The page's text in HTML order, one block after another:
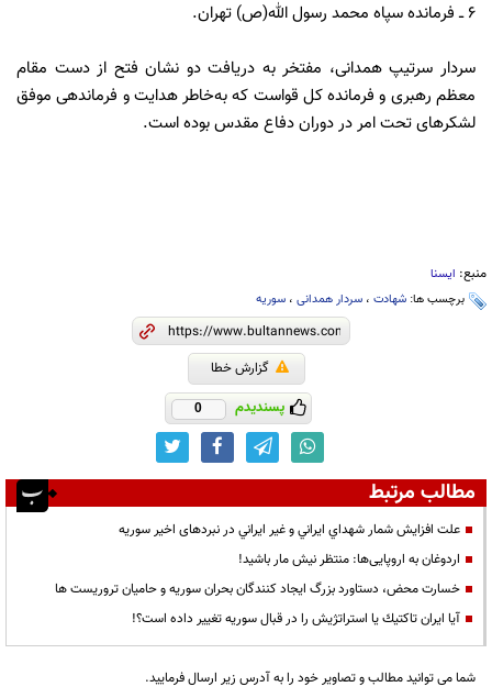
۶ ــ فرمانده سپاه محمد رسول الله(ص) تهران.
سردار سرتیپ همدانی، مفتخر به دریافت دو نشان فتح از دست مقام
معظم رهبری و فرمانده کل قواست که به‌خاطر هدایت و فرماندهی موفق
لشکرهای تحت امر در دوران دفاع مقدس بوده است.
منبع: ایسنا
برچسب ها: شهادت ، سردار همدانی ، سوریه
گزارش خطا
پسندیدم 0
مطالب مرتبط
علت افزايش شمار شهداي ايراني و غير ايراني در نبردهای اخیر سوريه
اردوغان به اروپایی‌ها: منتظر نیش مار باشید!
خسارت محض، دستاورد بزرگ ايجاد كنندگان بحران سوريه و حاميان تروريست ها
آيا ايران تاكتيك يا استراتژيش را در قبال سوريه تغيير داده است؟!
شما می توانید مطالب و تصاویر خود را به آدرس زیر ارسال فرمایید.